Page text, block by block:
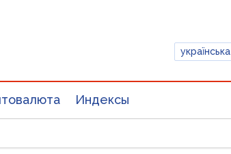
українська
Индексы